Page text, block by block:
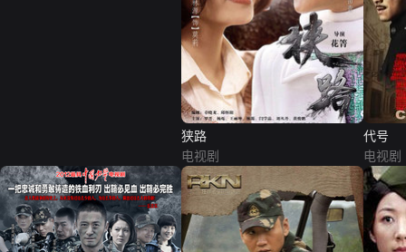
狭路
电视剧
代号
电视剧